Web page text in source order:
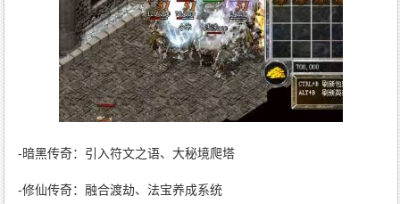
-暗黑传奇：引入符文之语、大秘境爬塔
-修仙传奇：融合渡劫、法宝养成系统